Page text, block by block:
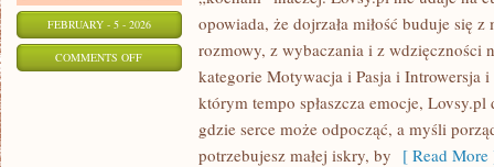
FEBRUARY - 5 - 2026
COMMENTS OFFON
opowiada, że dojrzała miłość buduje się
rozmowy, z wybaczania i z wdzięczności
kategorie Motywacja i Pasja i Introwersja
którym tempo spłaszcza emocje, Lovsy.pl
gdzie serce może odpocząć, a myśli
potrzebujesz małej iskry, by [ Read More